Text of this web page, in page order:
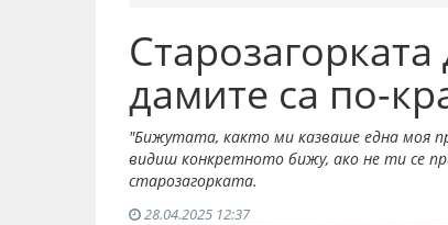
дамите са по-
"Бижутата, както ми казваше една моя
видиш конкретното бижу, ако не ти се
старозагорката.
28.04.2025 12:37